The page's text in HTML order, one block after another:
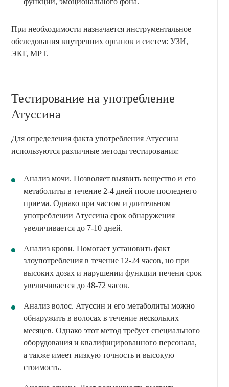
При необходимости назначается инструментальное
обследования внутренних органов и систем: УЗИ,
ЭКГ, МРТ.
Тестирование на употребление
Атуссина
Для определения факта употребления Атуссина
используются различные методы тестирования:
Анализ мочи. Позволяет выявить вещество и его
метаболиты в течение 2-4 дней после последнего
приема. Однако при частом и длительном
употреблении Атуссина срок обнаружения
увеличивается до 7-10 дней.
Анализ крови. Помогает установить факт
злоупотребления в течение 12-24 часов, но при
высоких дозах и нарушении функции печени срок
увеличивается до 48-72 часов.
Анализ волос. Атуссин и его метаболиты можно
обнаружить в волосах в течение нескольких
месяцев. Однако этот метод требует специального
оборудования и квалифицированного персонала,
а также имеет низкую точность и высокую
стоимость.